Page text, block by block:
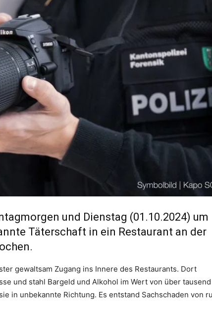
und Dienstag (01.10.2024) um
Täterschaft in ein Restaurant an der
gewaltsam Zugang ins Innere des Restaurants. Dort
und stahl Bargeld und Alkohol im Wert von über tausend
in unbekannte Richtung. Es entstand Sachschaden von